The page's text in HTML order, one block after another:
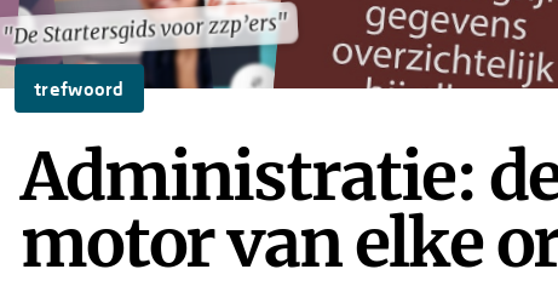
"De Startersgids voor zzp’ers"
"De Startersgids voor zzp’ers"
trefwoord
Administratie:
motor van elke